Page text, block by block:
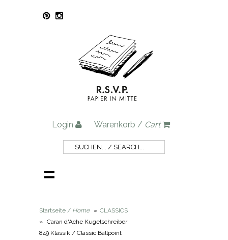
Login Warenkorb / Cart
Startseite / Home » CLASSICS
» Caran d'Ache Kugelschreiber
849 Klassik / Classic Ballpoint